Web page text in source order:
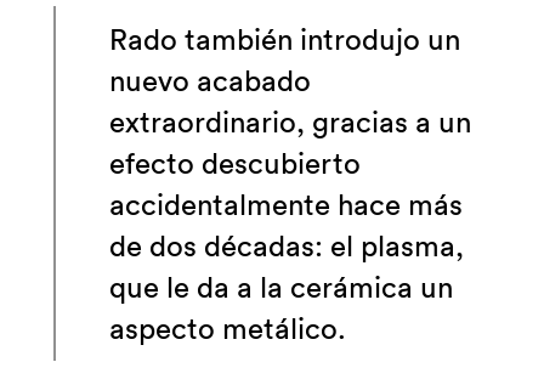
Rado también introdujo un
nuevo acabado
extraordinario, gracias a un
efecto descubierto
accidentalmente hace más
de dos décadas: el plasma,
que le da a la cerámica un
aspecto metálico.